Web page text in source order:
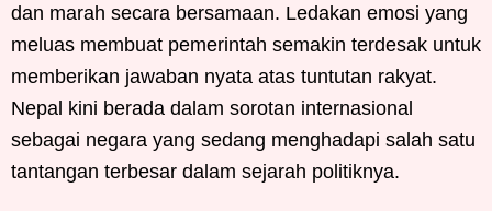
dan marah secara bersamaan. Ledakan emosi yang
meluas membuat pemerintah semakin terdesak untuk
memberikan jawaban nyata atas tuntutan rakyat.
Nepal kini berada dalam sorotan internasional
sebagai negara yang sedang menghadapi salah satu
tantangan terbesar dalam sejarah politiknya.